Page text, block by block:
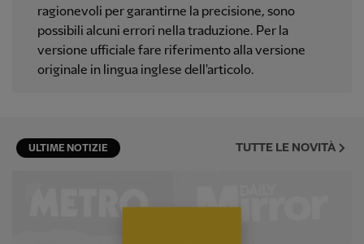
ragionevoli per garantirne la precisione, sono
possibili alcuni errori nella traduzione. Per la
versione ufficiale fare riferimento alla versione
originale in lingua inglese dell'articolo.
ULTIME NOTIZIE TUTTE LE NOVITÀ